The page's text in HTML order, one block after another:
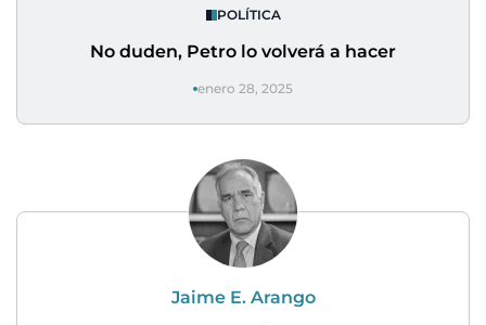
POLÍTICA
No duden, Petro lo volverá a hacer
enero 28, 2025
Jaime E. Arango